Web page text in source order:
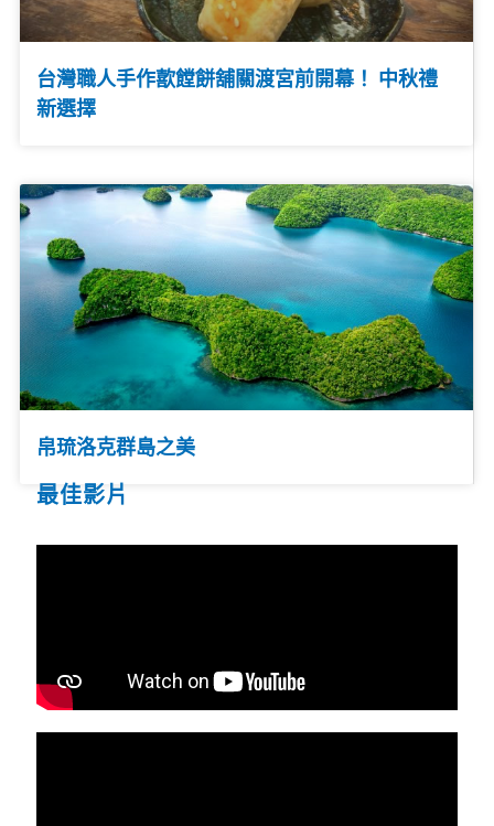
台灣職人手作歖饄餅舖關渡宮前開幕！ 中秋禮
新選擇
帛琉洛克群島之美
最佳影片